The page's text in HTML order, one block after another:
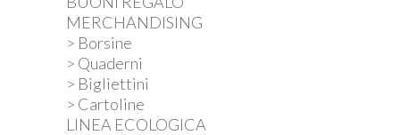
MERCHANDISING
> Borsine
> Quaderni
> Bigliettini
> Cartoline
LINEA ECOLOGICA